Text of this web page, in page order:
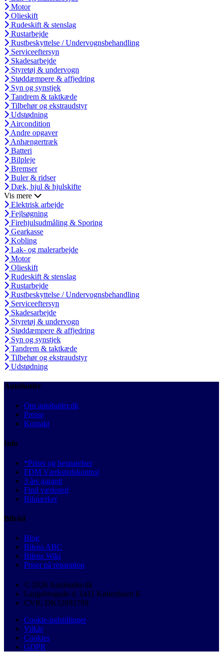
Motor
Olieskift
Rudeskift & stenslag
Rustarbejde
Rustbeskyttelse / Undervognsbehandling
Serviceeftersyn
Skadesarbejde
Styretøj & undervogn
Støddæmpere & affjedring
Syn og synstjek
Tandrem & taktkæde
Tilbehør og ekstraudstyr
Udstødning
Aircondition
Andre opgaver
Anhængertræk
Batteri
Bilpleje
Bremser
Buler & ridser
Dæk, hjul & hjulskifte
Vis mere
Elektrisk arbejde
Fejlsøgning
Firehjulsudmåling & Sporing
Gearkasse
Kobling
Lak- og malerarbejde
Motor
Olieskift
Rudeskift & stenslag
Rustarbejde
Rustbeskyttelse / Undervognsbehandling
Serviceeftersyn
Skadesarbejde
Styretøj & undervogn
Støddæmpere & affjedring
Syn og synstjek
Tandrem & taktkæde
Tilbehør og ekstraudstyr
Udstødning
Autobutler
Om autobutler.dk
Presse
Kontakt
Info
*Priser og besparelser
FDM Værkstedskontrol
3 års garanti
Find værksted
Bilmærker
Bilråd
Blog
Bilens ABC
Bilens Wiki
Priser på reparation
© 2026 Autobutler.dk
Langebrogade 4, 1411 København K
CVR: DK32891799
Cookie-indstillinger
Vilkår
Cookies
GDPR